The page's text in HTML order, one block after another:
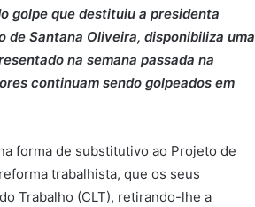
golpe que destituiu a presidenta
de Santana Oliveira, disponibiliza uma
na semana passada na
continuam sendo golpeados em
forma de substitutivo ao Projeto de
trabalhista, que os seus
Trabalho (CLT), retirando-lhe a